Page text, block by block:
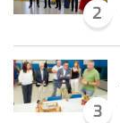
2
3